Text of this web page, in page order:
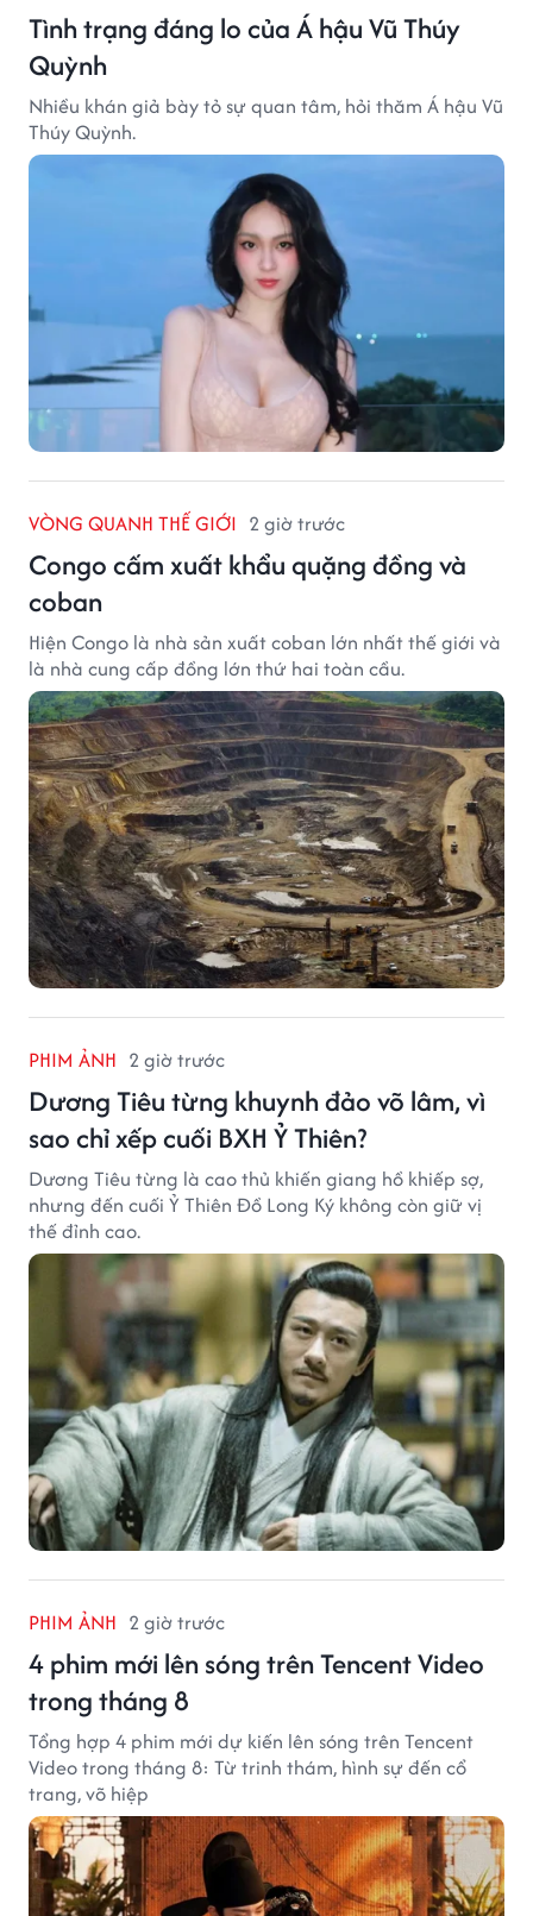
Tình trạng đáng lo của Á hậu Vũ Thúy
Quỳnh
Nhiều khán giả bày tỏ sự quan tâm, hỏi thăm Á hậu Vũ
Thúy Quỳnh.
VÒNG QUANH THẾ GIỚI 2 giờ trước
Congo cấm xuất khẩu quặng đồng và
coban
Hiện Congo là nhà sản xuất coban lớn nhất thế giới và
là nhà cung cấp đồng lớn thứ hai toàn cầu.
PHIM ẢNH 2 giờ trước
Dương Tiêu từng khuynh đảo võ lâm, vì
sao chỉ xếp cuối BXH Ỷ Thiên?
Dương Tiêu từng là cao thủ khiến giang hồ khiếp sợ,
nhưng đến cuối Ỷ Thiên Đồ Long Ký không còn giữ vị
thế đỉnh cao.
PHIM ẢNH 2 giờ trước
4 phim mới lên sóng trên Tencent Video
trong tháng 8
Tổng hợp 4 phim mới dự kiến lên sóng trên Tencent
Video trong tháng 8: Từ trinh thám, hình sự đến cổ
trang, võ hiệp